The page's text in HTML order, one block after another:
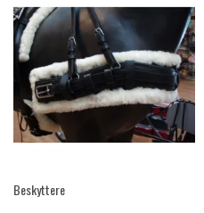
Beskyttere